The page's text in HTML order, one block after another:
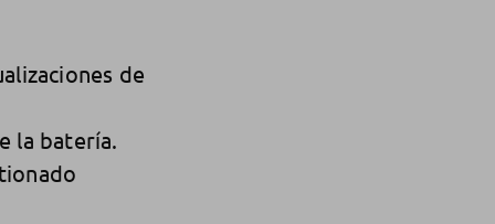
de
la batería.